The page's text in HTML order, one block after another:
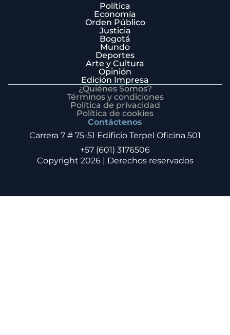
Política
Economía
Orden Público
Justicia
Bogotá
Mundo
Deportes
Arte y Cultura
Opinión
Edición Impresa
¿Quiénes Somos?
Términos y condiciones
Política de privacidad
Política de cookies
Contáctenos
Carrera 7 # 75-51 Edificio Terpel Oficina 501
+57 (601) 3176506
Copyright 2026 | Derechos reservados